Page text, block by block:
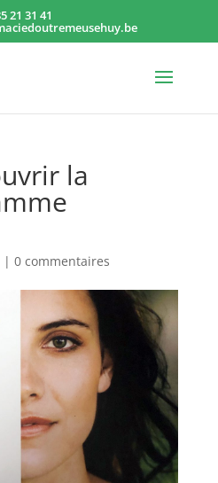
21 31 41
la
| 0 commentaires